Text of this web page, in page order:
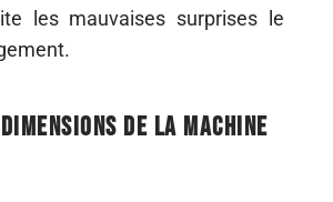
les mauvaises surprises le
de la machine